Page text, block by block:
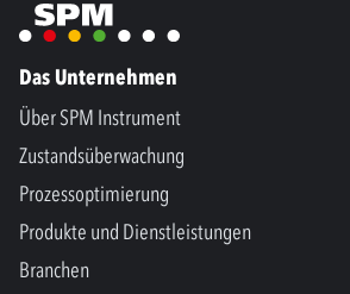
Das Unternehmen
Über SPM Instrument
Zustandsüberwachung
Prozessoptimierung
Produkte und Dienstleistungen
Branchen